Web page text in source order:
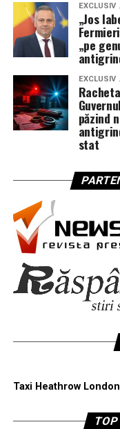
EXCLUSIV
„Jos
„pe
EXCLUSIV
păzind
stat
Taxi Heathrow London